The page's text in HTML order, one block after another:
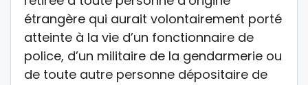
étrangère qui aurait volontairement porté
atteinte à la vie d’un fonctionnaire de
police, d’un militaire de la gendarmerie ou
de toute autre personne dépositaire de